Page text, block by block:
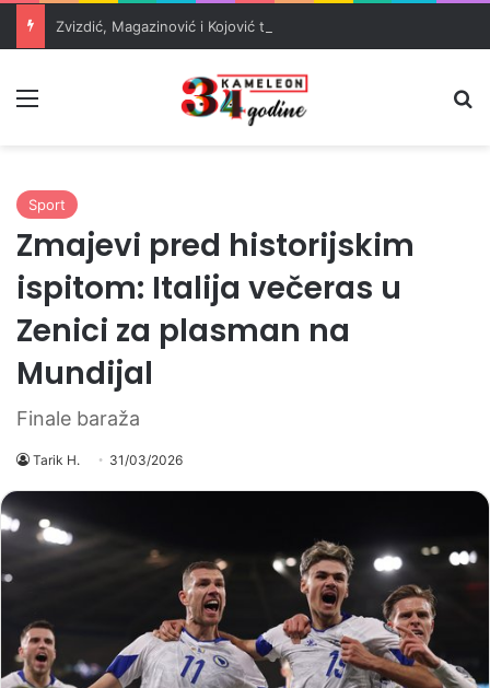
Sport
Zmajevi pred historijskim
ispitom: Italija večeras u
Zenici za plasman na
Mundijal
Finale baraža
Tarik H. 31/03/2026